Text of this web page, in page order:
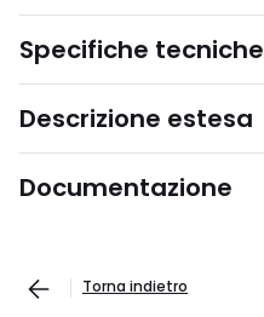
Specifiche tecniche
Descrizione estesa
Documentazione
Torna indietro